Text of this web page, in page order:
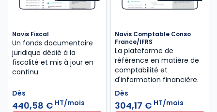
Navis Fiscal
Un fonds documentaire
juridique dédié à la
fiscalité et mis à jour en
continu
Dès
440,58 € HT/mois
Navis Comptable Conso
France/IFRS
La plateforme de
référence en matière de
comptabilité et
d'information financière.
Dès
304,17 € HT/mois